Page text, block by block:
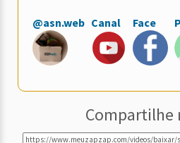
@asn.web Canal Face
Compartilhe